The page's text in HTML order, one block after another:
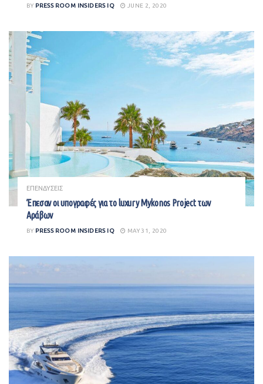
BY PRESS ROOM INSIDERS IQ JUNE 2, 2020
ΕΠΕΝΔΥΣΕΙΣ
Έπεσαν οι υπογραφές για το luxury Mykonos Project των
Αράβων
BY PRESS ROOM INSIDERS IQ MAY 31, 2020